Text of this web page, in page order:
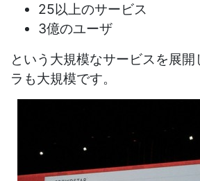
25以上のサービス
3億のユーザ
という大規模なサービスを展
ラも大規模です。